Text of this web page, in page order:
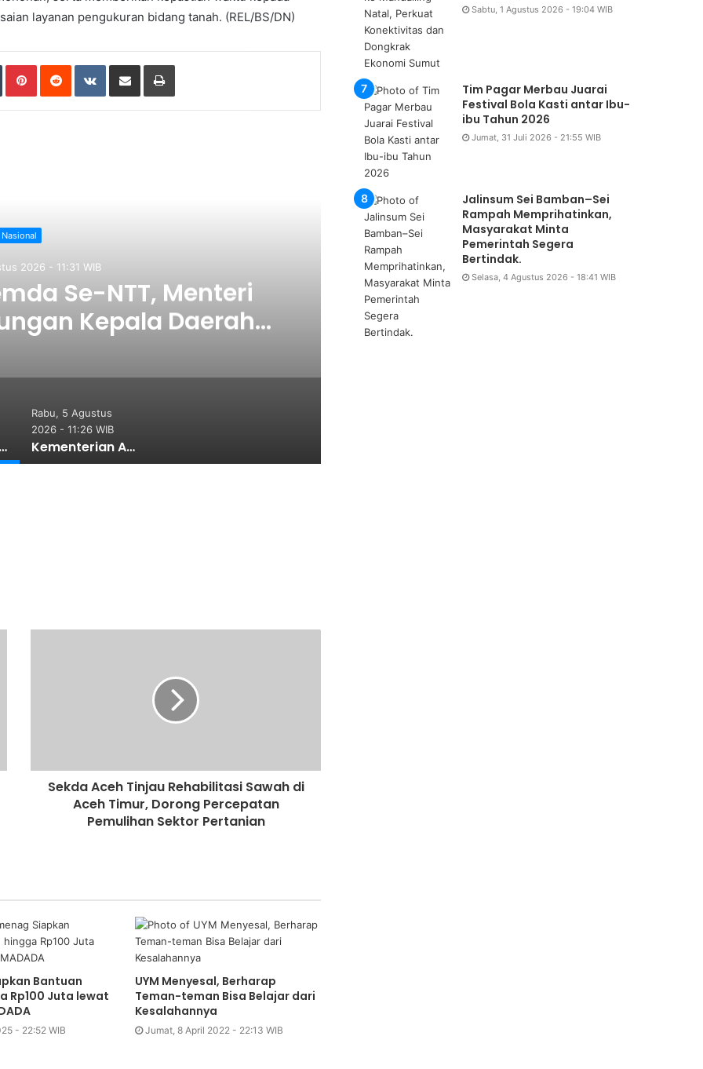
layanan pengukuran bidang tanah. (REL/BS/DN)
Tumblr Pinterest Reddit VKontakte
Nasional
2026 - 11:31 WIB
Se-NTT, Menteri
Kepala Daerah
Kementerian ATR/BPN,
Jawa Barat Sepakati
Rakor Bersama Pemda Se-NTT, Menteri Nusron Minta Dukungan Kepala Daerah Wujudkan Transformasi Layanan Pertanahan
Rabu, 5 Agustus
2026 - 11:26 WIB
Kementerian ATR/BPN, KPK, dan Pemda Jawa Barat Sepakati Kerja Sama dalam Upaya Pencegahan Korupsi serta Penguatan Ekonomi Daerah
Sekda Aceh Tinjau Rehabilitasi Sawah di
Aceh Timur, Dorong Percepatan
Pemulihan Sektor Pertanian
Bantuan
Rp100 Juta lewat
- 22:52 WIB
UYM Menyesal, Berharap
Teman-teman Bisa Belajar dari
Kesalahannya
Jumat, 8 April 2022 - 22:13 WIB
Sabtu, 1 Agustus 2026 - 19:04 WIB
Tim Pagar Merbau Juarai
Festival Bola Kasti antar Ibu-
ibu Tahun 2026
Jumat, 31 Juli 2026 - 21:55 WIB
Jalinsum Sei Bamban–Sei
Rampah Memprihatinkan,
Masyarakat Minta
Pemerintah Segera
Bertindak.
Selasa, 4 Agustus 2026 - 18:41 WIB